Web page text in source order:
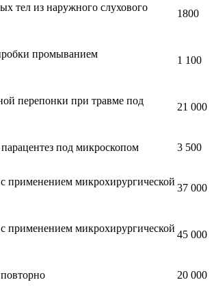
тел из наружного слухового
1800
промыванием
1 100
перепонки при травме под
21 000
под микроскопом 3 500
применением микрохирургической
37 000
применением микрохирургической
45 000
20 000